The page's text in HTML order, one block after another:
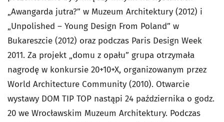
„Awangarda jutra?” w Muzeum Architektury (2012) i
„Unpolished – Young Design From Poland” w
Bukareszcie (2012) oraz podczas Paris Design Week
2011. Za projekt „domu z opału” grupa otrzymała
nagrodę w konkursie 20+10+X, organizowanym przez
World Architecture Community (2010). Otwarcie
wystawy DOM TIP TOP nastąpi 24 października o godz.
20 we Wrocławskim Muzeum Architektury. Podczas